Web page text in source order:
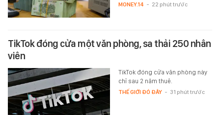
MONEY.14 - 22 phút trước
TikTok đóng cửa một văn phòng, sa thải 250 nhân
viên
TikTok đóng cửa văn phòng này
chỉ sau 2 năm thuê.
THẾ GIỚI ĐÓ ĐÂY - 31 phút trước